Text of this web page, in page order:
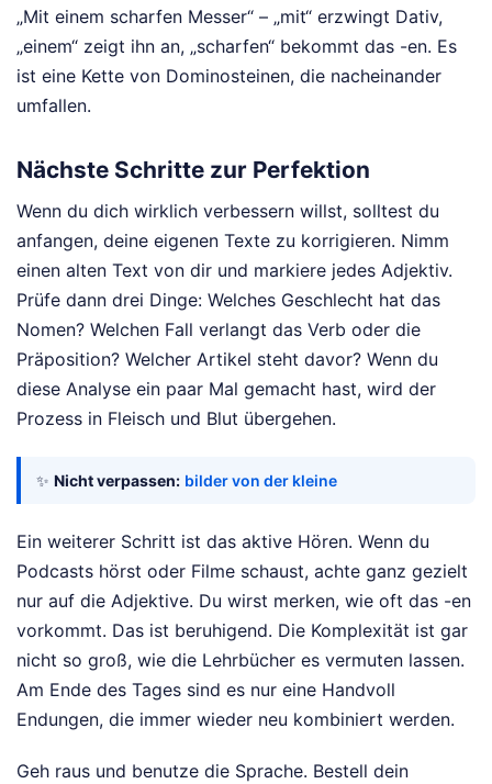
„Mit einem scharfen Messer“ – „mit“ erzwingt Dativ,
„einem“ zeigt ihn an, „scharfen“ bekommt das -en. Es
ist eine Kette von Dominosteinen, die nacheinander
umfallen.
Nächste Schritte zur Perfektion
Wenn du dich wirklich verbessern willst, solltest du
anfangen, deine eigenen Texte zu korrigieren. Nimm
einen alten Text von dir und markiere jedes Adjektiv.
Prüfe dann drei Dinge: Welches Geschlecht hat das
Nomen? Welchen Fall verlangt das Verb oder die
Präposition? Welcher Artikel steht davor? Wenn du
diese Analyse ein paar Mal gemacht hast, wird der
Prozess in Fleisch und Blut übergehen.
✨ Nicht verpassen: bilder von der kleine
Ein weiterer Schritt ist das aktive Hören. Wenn du
Podcasts hörst oder Filme schaust, achte ganz gezielt
nur auf die Adjektive. Du wirst merken, wie oft das -en
vorkommt. Das ist beruhigend. Die Komplexität ist gar
nicht so groß, wie die Lehrbücher es vermuten lassen.
Am Ende des Tages sind es nur eine Handvoll
Endungen, die immer wieder neu kombiniert werden.
Geh raus und benutze die Sprache. Bestell dein